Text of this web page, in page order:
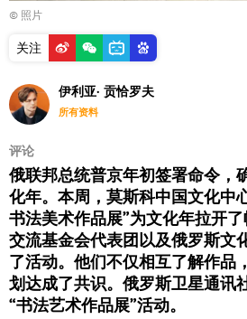
© 照片
关注
伊利亚· 贡恰罗夫
所有资料
评论
俄联邦总统普京年初签署命令
化年。本周，莫斯科中国文化中
书法美术作品展”为文化年拉开
交流基金会代表团以及俄罗斯文
了活动。他们不仅相互了解作品
划达成了共识。俄罗斯卫星通讯
“书法艺术作品展”活动。